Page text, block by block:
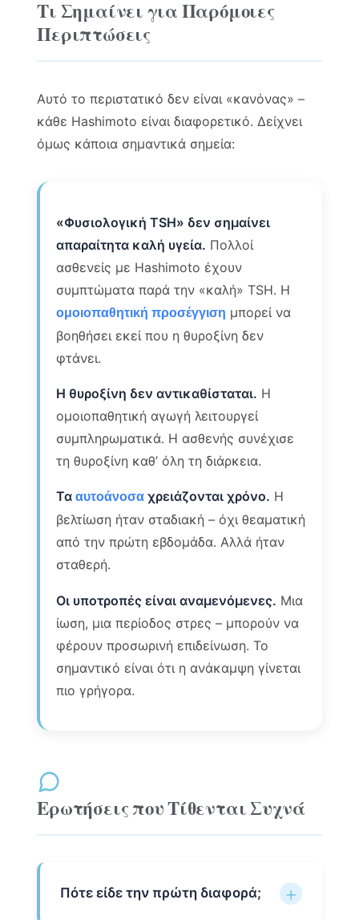
Τι Σημαίνει για Παρόμοιες
Περιπτώσεις
Αυτό το περιστατικό δεν είναι «κανόνας» –
κάθε Hashimoto είναι διαφορετικό. Δείχνει
όμως κάποια σημαντικά σημεία:
«Φυσιολογική TSH» δεν σημαίνει
απαραίτητα καλή υγεία. Πολλοί
ασθενείς με Hashimoto έχουν
συμπτώματα παρά την «καλή» TSH. Η
ομοιοπαθητική προσέγγιση μπορεί να
βοηθήσει εκεί που η θυροξίνη δεν
φτάνει.
Η θυροξίνη δεν αντικαθίσταται. Η
ομοιοπαθητική αγωγή λειτουργεί
συμπληρωματικά. Η ασθενής συνέχισε
τη θυροξίνη καθ’ όλη τη διάρκεια.
Τααυτοάνοσα χρειάζονται χρόνο. Η
βελτίωση ήταν σταδιακή – όχι θεαματική
από την πρώτη εβδομάδα. Αλλά ήταν
σταθερή.
Οι υποτροπές είναι αναμενόμενες. Μια
ίωση, μια περίοδος στρες – μπορούν να
φέρουν προσωρινή επιδείνωση. Το
σημαντικό είναι ότι η ανάκαμψη γίνεται
πιο γρήγορα.
Ερωτήσεις που Τίθενται Συχνά
Πότε είδε την πρώτη διαφορά;